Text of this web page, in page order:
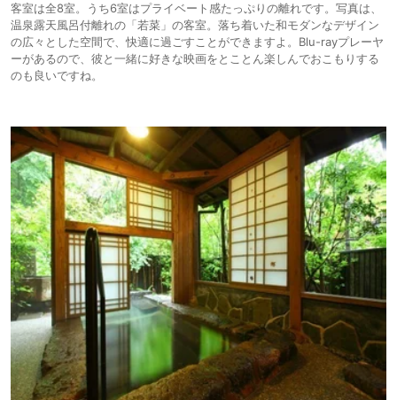
客室は全8室。うち6室はプライベート感たっぷりの離れです。写真は、
温泉露天風呂付離れの「若菜」の客室。落ち着いた和モダンなデザイン
の広々とした空間で、快適に過ごすことができますよ。Blu-rayプレーヤ
ーがあるので、彼と一緒に好きな映画をとことん楽しんでおこもりする
のも良いですね。